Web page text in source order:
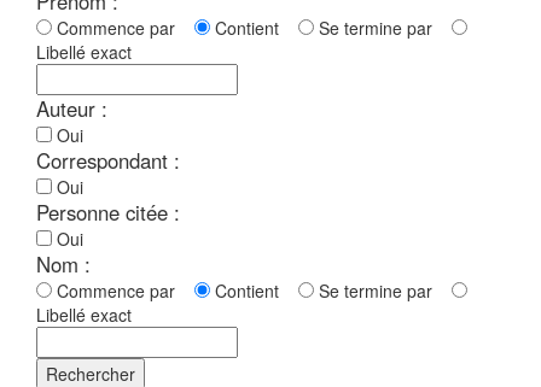
Commence par Contient
Se termine par
Libellé exact
Auteur :
Oui
Correspondant :
Oui
Personne citée :
Oui
Nom :
Commence par Contient
Se termine par
Libellé exact
Rechercher